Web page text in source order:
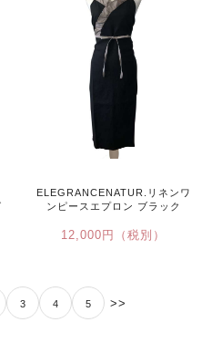
ELEGRANCENATUR.リネンワ
ンピースエプロン ブラック
12,000円（税別）
3 4 5 >>